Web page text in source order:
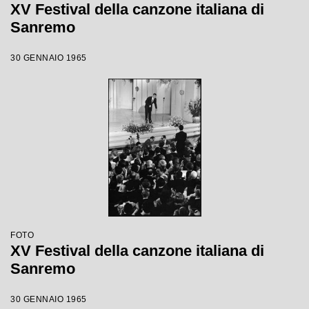
XV Festival della canzone italiana di
Sanremo
30 GENNAIO 1965
FOTO
XV Festival della canzone italiana di
Sanremo
30 GENNAIO 1965